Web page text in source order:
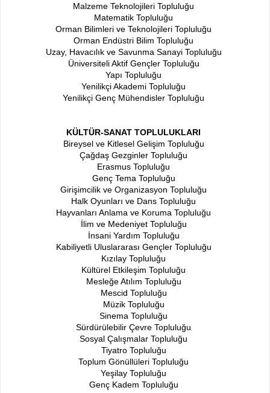
Malzeme Teknolojileri Topluluğu
Matematik Topluluğu
Orman Bilimleri ve Teknolojileri Topluluğu
Orman Endüstri Bilim Topluluğu
Uzay, Havacılık ve Savunma Sanayi Topluluğu
Üniversiteli Aktif Gençler Topluluğu
Yapı Topluluğu
Yenilikçi Akademi Topluluğu
Yenilikçi Genç Mühendisler Topluluğu
KÜLTÜR-SANAT TOPLULUKLARI
Bireysel ve Kitlesel Gelişim Topluluğu
Çağdaş Gezginler Topluluğu
Erasmus Topluluğu
Genç Tema Topluluğu
Girişimcilik ve Organizasyon Topluluğu
Halk Oyunları ve Dans Topluluğu
Hayvanları Anlama ve Koruma Topluluğu
İlim ve Medeniyet Topluluğu
İnsani Yardım Topluluğu
Kabiliyetli Uluslararası Gençler Topluluğu
Kızılay Topluluğu
Kültürel Etkileşim Topluluğu
Mesleğe Atılım Topluluğu
Mescid Topluluğu
Müzik Topluluğu
Sinema Topluluğu
Sürdürülebilir Çevre Topluluğu
Sosyal Çalışmalar Topluluğu
Tiyatro Topluluğu
Toplum Gönüllüleri Topluluğu
Yeşilay Topluluğu
Genç Kadem Topluluğu